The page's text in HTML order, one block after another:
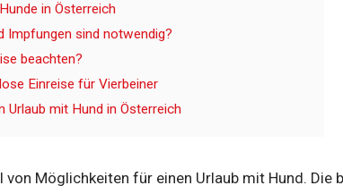
in Österreich
Impfungen sind notwendig?
beachten?
Einreise für Vierbeiner
Urlaub mit Hund in Österreich
von Möglichkeiten für einen Urlaub mit Hund. Die